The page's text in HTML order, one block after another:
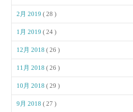
2月 2019( 28 )
1月 2019( 24 )
12月 2018( 26 )
11月 2018( 26 )
10月 2018( 29 )
9月 2018( 27 )